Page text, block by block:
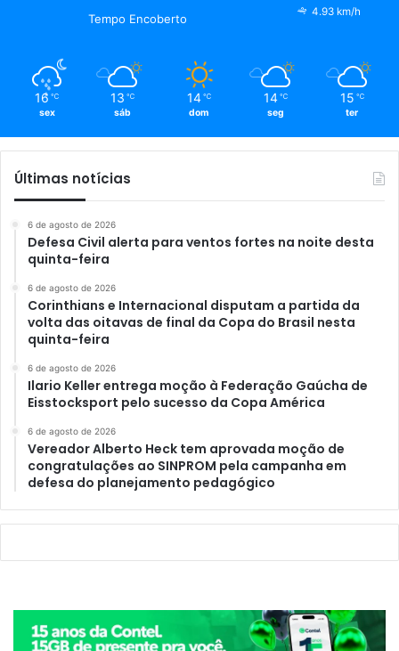
Tempo Encoberto
4.93 km/h
16 ℃
sex
13 ℃
sáb
14 ℃
dom
14 ℃
seg
15 ℃
ter
Últimas notícias
6 de agosto de 2026
Defesa Civil alerta para ventos fortes na noite desta
quinta-feira
6 de agosto de 2026
Corinthians e Internacional disputam a partida da
volta das oitavas de final da Copa do Brasil nesta
quinta-feira
6 de agosto de 2026
Ilario Keller entrega moção à Federação Gaúcha de
Eisstocksport pelo sucesso da Copa América
6 de agosto de 2026
Vereador Alberto Heck tem aprovada moção de
congratulações ao SINPROM pela campanha em
defesa do planejamento pedagógico